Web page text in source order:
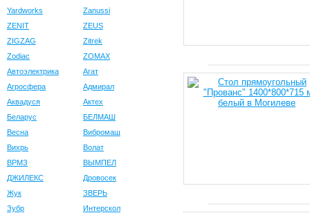
Yardworks
Zanussi
ZENIT
ZEUS
ZIGZAG
Zitrek
Zodiac
ZOMAX
Автоэлектрика
Агат
Агросфера
Адмирал
Аквадуся
Актех
Беларус
БЕЛМАШ
Весна
Вибромаш
Вихрь
Волат
ВРМЗ
ВЫМПЕЛ
ДЖИЛЕКС
Дровосек
Жук
ЗВЕРЬ
Зубр
Интерскол